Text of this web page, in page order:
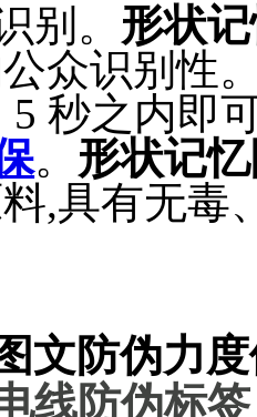
别。 形状
众识别性
5 秒之内即
。 形状记
,具有无毒
文防伪力
线防伪标签